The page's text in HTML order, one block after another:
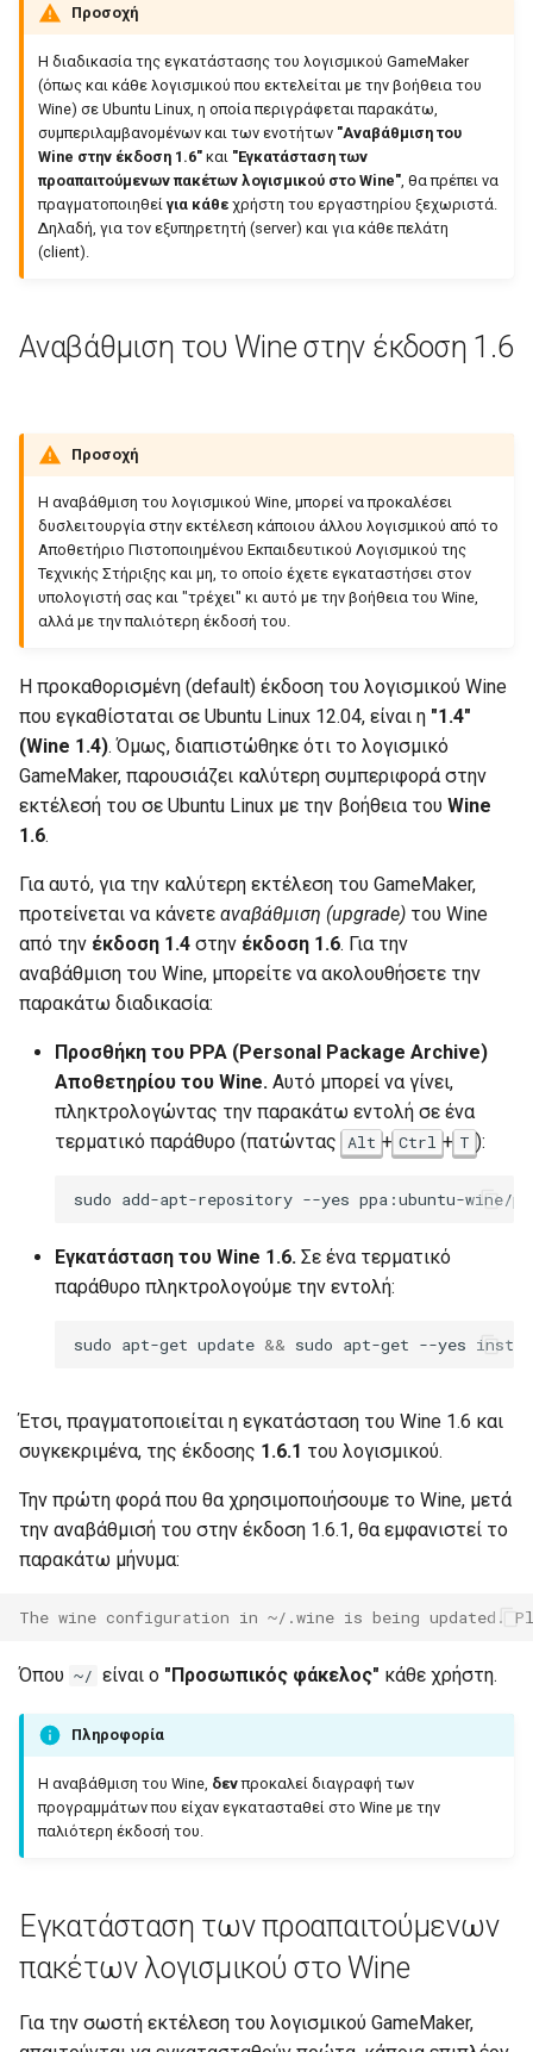
η
η
Προσοχή
Η διαδικασία της εγκατάστασης του λογισμικού GameMaker
(όπως και κάθε λογισμικού που εκτελείται με την βοήθεια του
Wine) σε Ubuntu Linux, η οποία περιγράφεται παρακάτω,
συμπεριλαμβανομένων και των ενοτήτων "Αναβάθμιση του
Wine στην έκδοση 1.6" και "Εγκατάσταση των
προαπαιτούμενων πακέτων λογισμικού στο Wine" , θα πρέπει να
πραγματοποιηθείγια κάθε χρήστη του εργαστηρίου ξεχωριστά.
Δηλαδή, για τον εξυπηρετητή (server) και για κάθε πελάτη
(client).
Αναβάθμιση του Wine στην έκδοση 1.6
Προσοχή
Η αναβάθμιση του λογισμικού Wine, μπορεί να προκαλέσει
δυσλειτουργία στην εκτέλεση κάποιου άλλου λογισμικού από το
Αποθετήριο Πιστοποιημένου Εκπαιδευτικού Λογισμικού της
Τεχνικής Στήριξης και μη, το οποίο έχετε εγκαταστήσει στον
υπολογιστή σας και "τρέχει" κι αυτό με την βοήθεια του Wine,
αλλά με την παλιότερη έκδοσή του.
Η προκαθορισμένη (default) έκδοση του λογισμικού Wine
που εγκαθίσταται σε Ubuntu Linux 12.04, είναι η "1.4"
(Wine 1.4). Όμως, διαπιστώθηκε ότι το λογισμικό
GameMaker, παρουσιάζει καλύτερη συμπεριφορά στην
εκτέλεσή του σε Ubuntu Linux με την βοήθεια του Wine
1.6.
Για αυτό, για την καλύτερη εκτέλεση του GameMaker,
προτείνεται να κάνετε αναβάθμιση (upgrade) του Wine
από την έκδοση 1.4 στην έκδοση 1.6. Για την
αναβάθμιση του Wine, μπορείτε να ακολουθήσετε την
παρακάτω διαδικασία:
Προσθήκη του PPA (Personal Package Archive)
Αποθετηρίου του Wine. Αυτό μπορεί να γίνει,
πληκτρολογώντας την παρακάτω εντολή σε ένα
τερματικό παράθυρο (πατώντας Alt + Ctrl + T ):
sudo add-apt-repository --yes
Εγκατάσταση του Wine 1.6. Σε ένα τερματικό
παράθυρο πληκτρολογούμε την εντολή:
sudo apt-get update && sudo apt-get --yes
Έτσι, πραγματοποιείται η εγκατάσταση του Wine 1.6 και
συγκεκριμένα, της έκδοσης 1.6.1 του λογισμικού.
Την πρώτη φορά που θα χρησιμοποιήσουμε το Wine, μετά
την αναβάθμισή του στην έκδοση 1.6.1, θα εμφανιστεί το
παρακάτω μήνυμα:
The wine configuration in ~/.wine is being updated.
Όπου ~/ είναι ο "Προσωπικός φάκελος" κάθε χρήστη.
Πληροφορία
Η αναβάθμιση του Wine, δενπροκαλεί διαγραφή των
προγραμμάτων που είχαν εγκατασταθεί στο Wine με την
παλιότερη έκδοσή του.
Εγκατάσταση των προαπαιτούμενων
πακέτων λογισμικού στο Wine
Για την σωστή εκτέλεση του λογισμικού GameMaker,